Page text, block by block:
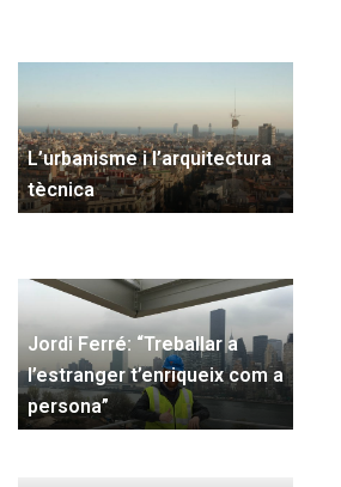
L’urbanisme i l’arquitectura
tècnica
Jordi Ferré: “Treballar a
l’estranger t’enriqueix com a
persona”